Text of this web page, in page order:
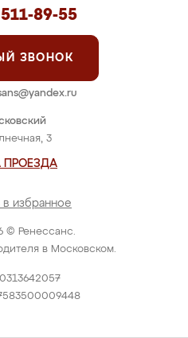
© Ренессанс.
в Московском.
3
ПРОЕЗДА
избранное
511-89-55
ЗВОНОК